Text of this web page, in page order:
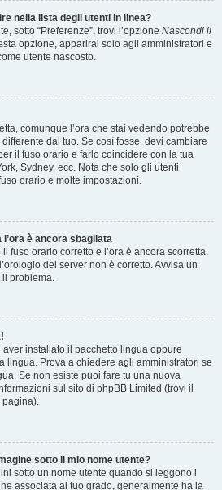
nella lista degli utenti in linea?
sotto “Preferenze”, trovi l’opzione Nascondi il
opzione, apparirai solo agli amministratori e
utente nascosto.
comunque l’ora che stai vedendo potrebbe
dal tuo. Se così fosse, devi cambiare
il fuso orario e farlo coincidere con la tua
Sydney, ecc. Nota che solo gli utenti
orario e molte impostazioni.
è ancora sbagliata
fuso orario corretto e l’ora è ancora scorretta,
del server non è corretto. Avvisa un
il problema.
aver installato il pacchetto lingua oppure
lingua. Prova a chiedere agli amministratori se
Se non esiste puoi fare tu una nuova
sul sito di phpBB Limited (trovi il
pagina).
sotto il mio nome utente?
sotto un nome utente quando si leggono i
associata al tuo grado, generalmente ha la